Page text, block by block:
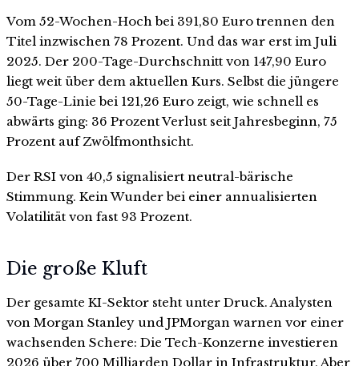
Vom 52-Wochen-Hoch bei 391,80 Euro trennen den
Titel inzwischen 78 Prozent. Und das war erst im Juli
2025. Der 200-Tage-Durchschnitt von 147,90 Euro
liegt weit über dem aktuellen Kurs. Selbst die jüngere
50-Tage-Linie bei 121,26 Euro zeigt, wie schnell es
abwärts ging: 36 Prozent Verlust seit Jahresbeginn, 75
Prozent auf Zwölfmonthsicht.
Der RSI von 40,5 signalisiert neutral-bärische
Stimmung. Kein Wunder bei einer annualisierten
Volatilität von fast 93 Prozent.
Die große Kluft
Der gesamte KI-Sektor steht unter Druck. Analysten
von Morgan Stanley und JPMorgan warnen vor einer
wachsenden Schere: Die Tech-Konzerne investieren
2026 über 700 Milliarden Dollar in Infrastruktur. Aber